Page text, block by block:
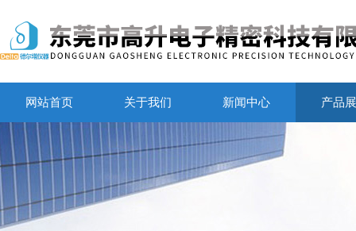
网站首页 关于我们 新闻中心 产品